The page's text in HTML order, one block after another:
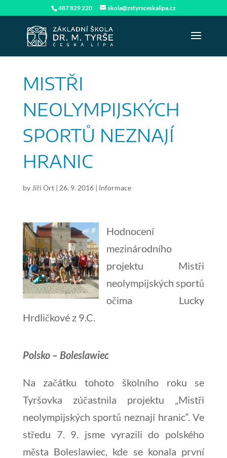
487 829 220 skola@zstyrsceskalipa.cz
MISTŘI
NEOLYMPIJSKÝCH
SPORTŮ NEZNAJÍ
HRANIC
by Jiří Ort| 26. 9. 2016| Informace
Hodnocení
mezinárodního
projektu Mistři
neolympijských sportů
očima Lucky
Hrdličkové z 9.C.
Polsko – Boleslawiec
Na začátku tohoto školního roku se
Tyršovka zúčastnila projektu „Mistři
neolympijských sportů neznají hranic“. Ve
středu 7. 9. jsme vyrazili do polského
města Boleslawiec, kde se konala první